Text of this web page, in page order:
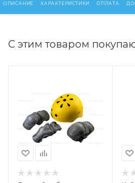
ОПИСАНИЕ ХАРАКТЕРИСТИКИ ОПЛАТА
С этим товаром